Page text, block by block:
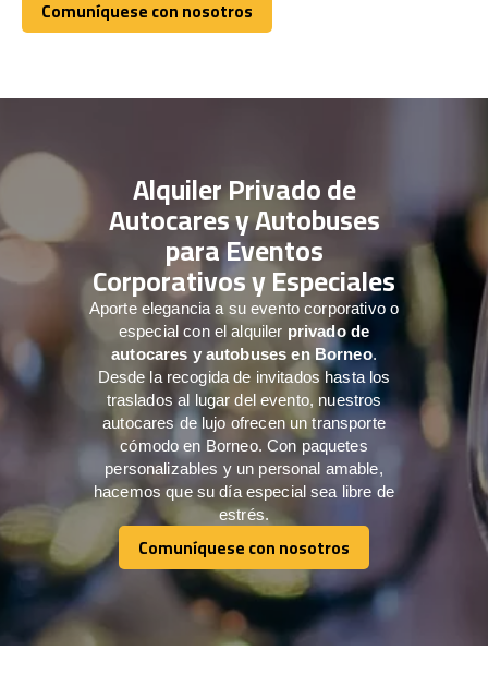
Comuníquese con nosotros
Comuníquese con nosotros
Alquiler Privado de
Autocares y Autobuses
para Eventos
Corporativos y Especiales
Aporte elegancia a su evento corporativo o
especial con el alquiler privado de
autocares y autobuses en Borneo.
Desde la recogida de invitados hasta los
traslados al lugar del evento, nuestros
autocares de lujo ofrecen un transporte
cómodo en Borneo. Con paquetes
personalizables y un personal amable,
hacemos que su día especial sea libre de
estrés.
Comuníquese con nosotros
Comuníquese con nosotros